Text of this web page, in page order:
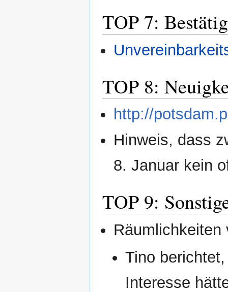
TOP 7:
TOP 8:
http://
Hinweis, dass
8. Januar kein
TOP 9:
Tino
Interesse